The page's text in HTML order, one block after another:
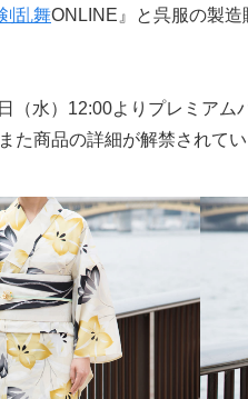
乱舞ONLINE』と呉服の製
（水）12:00よりプレミアム
た商品の詳細が解禁されてい